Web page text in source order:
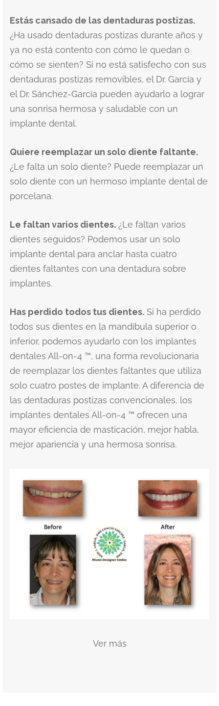
Estás cansado de las dentaduras postizas.
¿Ha usado dentaduras postizas durante años y
ya no está contento con cómo le quedan o
cómo se sienten? Si no está satisfecho con sus
dentaduras postizas removibles, el Dr. García y
el Dr. Sánchez-García pueden ayudarlo a lograr
una sonrisa hermosa y saludable con un
implante dental.
Quiere reemplazar un solo diente faltante.
¿Le falta un solo diente? Puede reemplazar un
solo diente con un hermoso implante dental de
porcelana.
Le faltan varios dientes. ¿Le faltan varios
dientes seguidos? Podemos usar un solo
implante dental para anclar hasta cuatro
dientes faltantes con una dentadura sobre
implantes.
Has perdido todos tus dientes. Si ha perdido
todos sus dientes en la mandíbula superior o
inferior, podemos ayudarlo con los implantes
dentales All-on-4 ™, una forma revolucionaria
de reemplazar los dientes faltantes que utiliza
solo cuatro postes de implante. A diferencia de
las dentaduras postizas convencionales, los
implantes dentales All-on-4 ™ ofrecen una
mayor eficiencia de masticación, mejor habla,
mejor apariencia y una hermosa sonrisa.
Ver más